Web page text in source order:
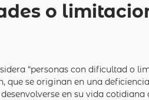
o
“personas con dificultad o
que se originan en una
en su vida